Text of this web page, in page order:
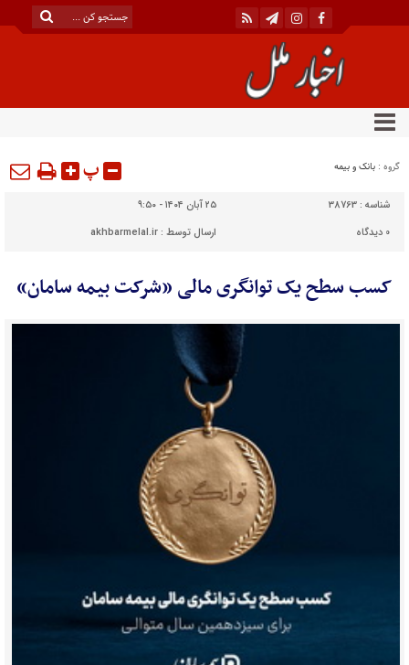
گروه : بانک و بیمه پ
شناسه : 38763
۲۵ آبان ۱۴۰۴ - ۹:۵۰
0 دیدگاه ارسال توسط :akhbarmelal.ir
کسب سطح یک توانگری مالی «شرکت بیمه سامان»